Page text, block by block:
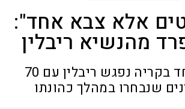
אלא צבא אחד":
מהנשיא ריבלין
בטקס מיוחד בקריה נפגש ריבלין עם 70
שנבחרו במהלך כהונתו